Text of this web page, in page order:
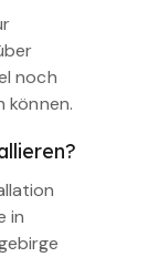
noch
können.
in